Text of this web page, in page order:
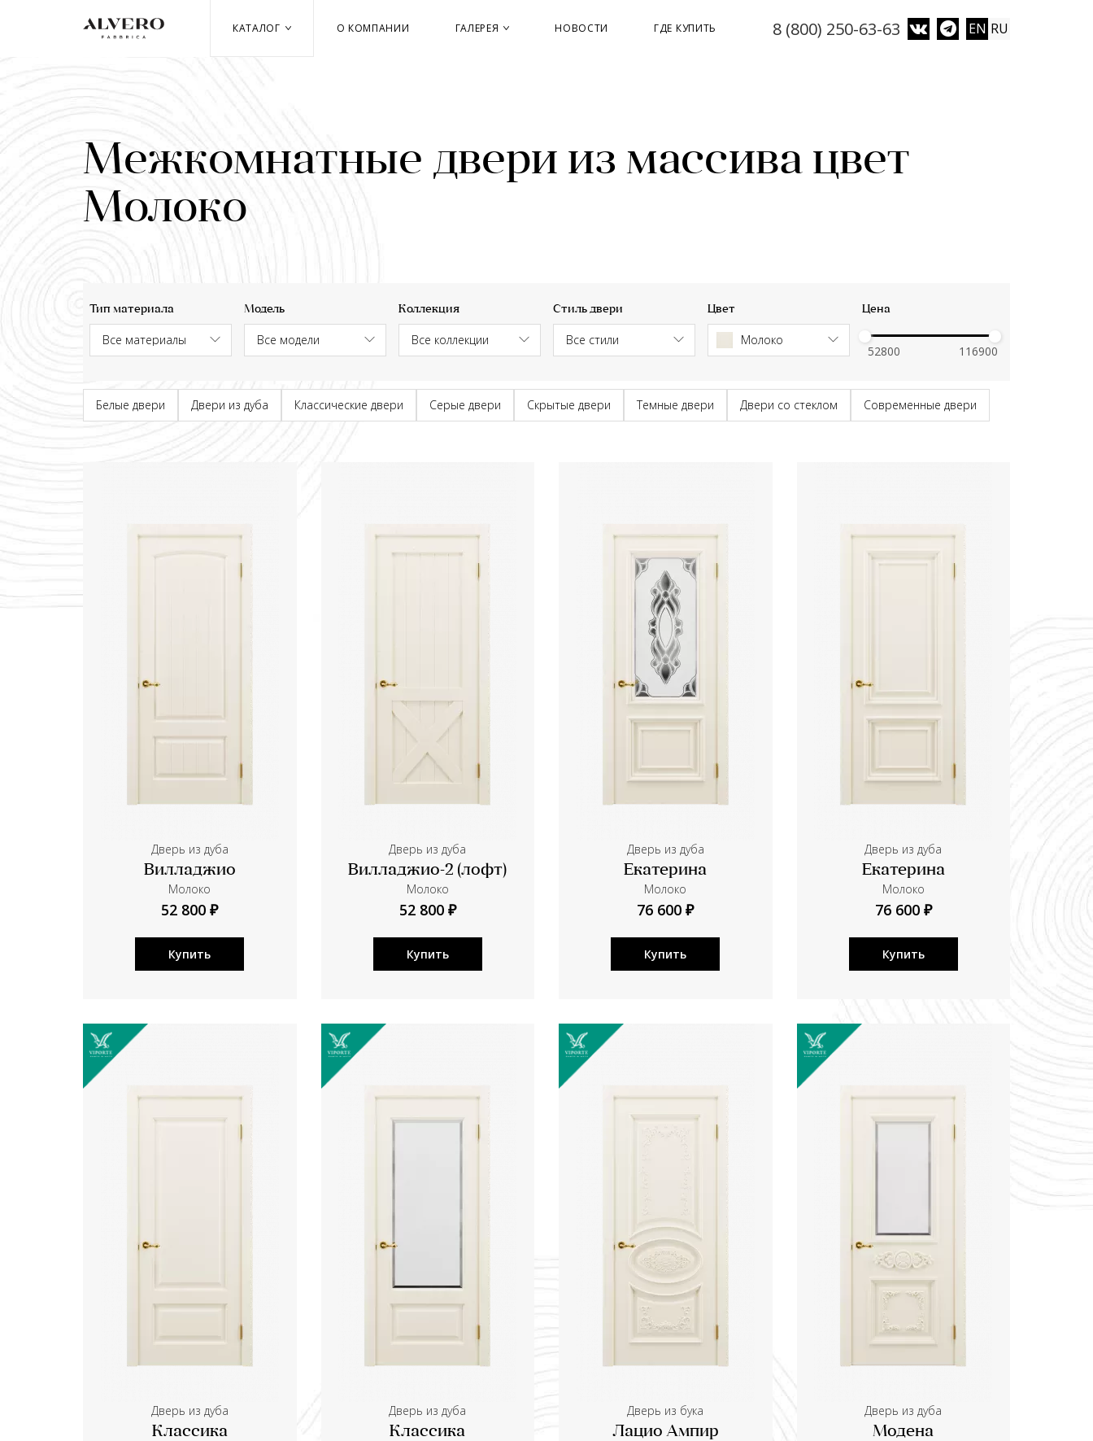
8 (800) 250-63-63 EN RU
КАТАЛОГ О КОМПАНИИ ГАЛЕРЕЯ НОВОСТИ ГДЕ КУПИТЬ
Межкомнатные двери из массива цвет
Молоко
Тип материала Модель Коллекция Стиль двери Цвет
Молоко
Цена
Белые двери Двери из дуба Классические двери Серые двери Скрытые двери Темные двери Двери со стеклом Современные двери
Дверь из дуба
Вилладжио
Молоко
52 800 ₽
Купить
Дверь из дуба
Вилладжио-2 (лофт)
Молоко
52 800 ₽
Купить
Дверь из дуба
Екатерина
Молоко
76 600 ₽
Купить
Дверь из дуба
Екатерина
Молоко
76 600 ₽
Купить
Дверь из дуба
Классика
Дверь из дуба
Классика
Дверь из бука
Лацио Ампир
Дверь из дуба
Модена